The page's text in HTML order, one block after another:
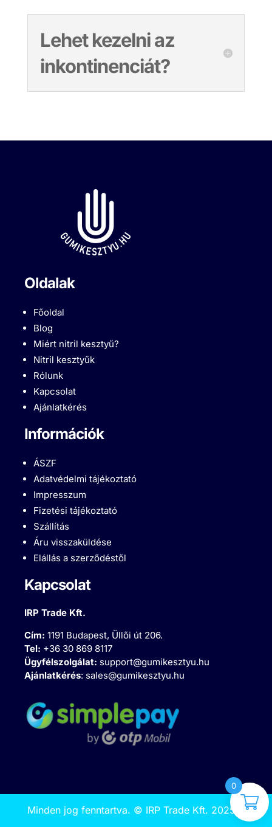
Lehet kezelni az
inkontinenciát?
Oldalak
Főoldal
Blog
Miért nitril kesztyű?
Nitril kesztyűk
Rólunk
Kapcsolat
Ajánlatkérés
Információk
ÁSZF
Adatvédelmi tájékoztató
Impresszum
Fizetési tájékoztató
Szállítás
Áru visszaküldése
Elállás a szerződéstől
Kapcsolat
IRP Trade Kft.
Cím:1191 Budapest, Üllői út 206.
Tel: +36 30 869 8117
Ügyfélszolgálat: support@gumikesztyu.hu
Ajánlatkérés: sales@gumikesztyu.hu
Minden jog fenntartva. © IRP Trade Kft. 2025
0